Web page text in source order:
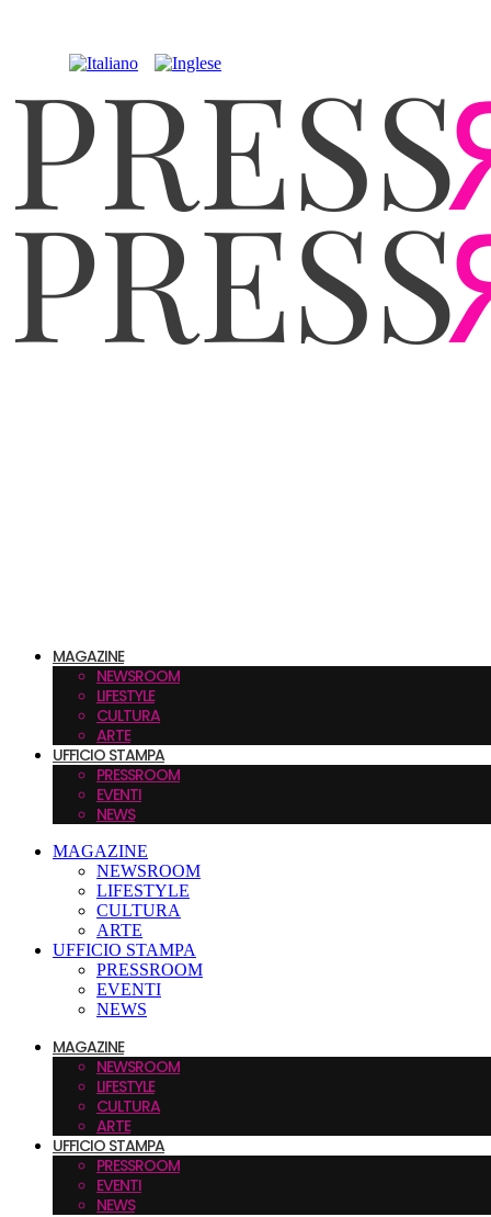
MAGAZINE
NEWSROOM
LIFESTYLE
CULTURA
ARTE
UFFICIO STAMPA
PRESSROOM
EVENTI
NEWS
MAGAZINE
NEWSROOM
LIFESTYLE
CULTURA
ARTE
UFFICIO STAMPA
PRESSROOM
EVENTI
NEWS
MAGAZINE
NEWSROOM
LIFESTYLE
CULTURA
ARTE
UFFICIO STAMPA
PRESSROOM
EVENTI
NEWS